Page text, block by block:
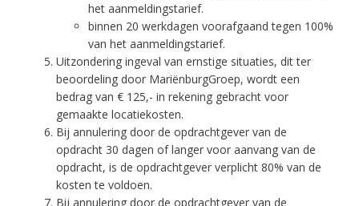
het aanmeldingstarief.
binnen 20 werkdagen voorafgaand tegen 100%
van het aanmeldingstarief.
Uitzondering ingeval van ernstige situaties, dit ter
beoordeling door MariënburgGroep, wordt een
bedrag van € 125,- in rekening gebracht voor
gemaakte locatiekosten.
Bij annulering door de opdrachtgever van de
opdracht 30 dagen of langer voor aanvang van de
opdracht, is de opdrachtgever verplicht 80% van de
kosten te voldoen.
Bij annulering door de opdrachtgever van de